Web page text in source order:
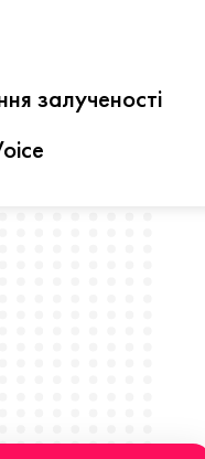
залученості